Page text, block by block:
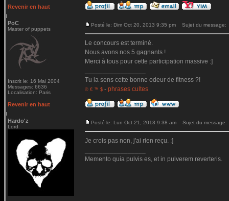
Revenir en haut
PoC
Master of puppets
Inscrit le: 16 Mai 2004
Messages: 6636
Localisation: Paris
Posté le: Dim Oct 20, 2013 9:35 pm Sujet du message:
Le concours est terminé.
Nous avons nos 5 gagnants !
Merci à tous pour cette participation massive :]
Tu la sens cette bonne odeur de fitness ?!
© € ™ $ - phrases cultes
Revenir en haut
Hardo'z
Lord
Posté le: Lun Oct 21, 2013 9:38 am Sujet du message:
Je crois pas non, j'ai rien reçu. :]
Memento quia pulvis es, et in pulverem reverteris.